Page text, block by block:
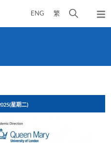
ENG 繁
开
弹
出
(星期二)